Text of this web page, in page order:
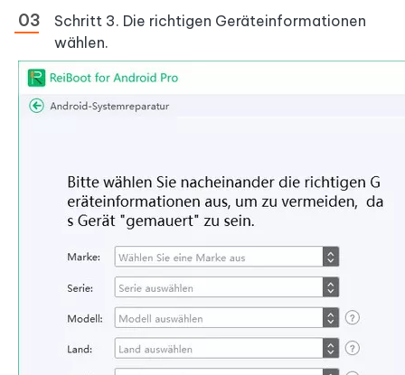
Schritt 3. Die richtigen Geräteinformationen
wählen.